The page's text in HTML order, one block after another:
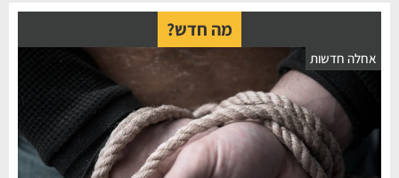
מה חדש?
אחלה חדשות